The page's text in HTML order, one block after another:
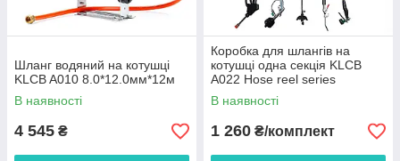
Шланг водяний на котушці
KLCB A010 8.0*12.0мм*12м
В наявності
4 545 ₴
Коробка для шлангів на
котушці одна секція KLCB
A022 Hose reel series
В наявності
1 260 ₴/комплект